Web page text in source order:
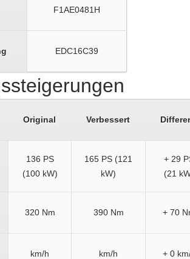
F1AE0481H
EDC16C39
Original Verbessert
136 PS
(100 kW)
165 PS (121
kW)
+ 29
(21
320 Nm 390 Nm + 70
km/h km/h + 0